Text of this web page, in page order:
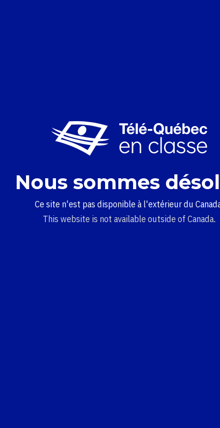
Nous sommes
Ce site n'est pas disponible à l'extérieur du
This website is not available outside of Canada.